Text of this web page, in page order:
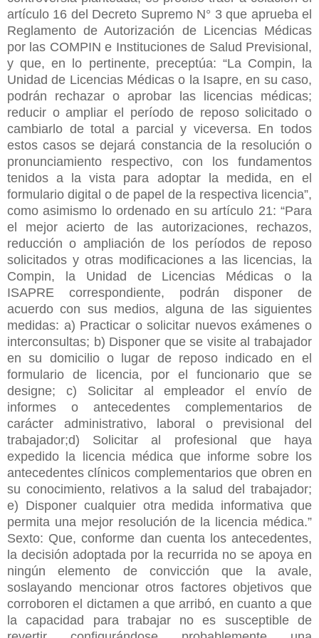
artículo 16 del Decreto Supremo N° 3 que aprueba el
Reglamento de Autorización de Licencias Médicas
por las COMPIN e Instituciones de Salud Previsional,
y que, en lo pertinente, preceptúa: “La Compin, la
Unidad de Licencias Médicas o la Isapre, en su caso,
podrán rechazar o aprobar las licencias médicas;
reducir o ampliar el período de reposo solicitado o
cambiarlo de total a parcial y viceversa. En todos
estos casos se dejará constancia de la resolución o
pronunciamiento respectivo, con los fundamentos
tenidos a la vista para adoptar la medida, en el
formulario digital o de papel de la respectiva licencia”,
como asimismo lo ordenado en su artículo 21: “Para
el mejor acierto de las autorizaciones, rechazos,
reducción o ampliación de los períodos de reposo
solicitados y otras modificaciones a las licencias, la
Compin, la Unidad de Licencias Médicas o la
ISAPRE correspondiente, podrán disponer de
acuerdo con sus medios, alguna de las siguientes
medidas: a) Practicar o solicitar nuevos exámenes o
interconsultas; b) Disponer que se visite al trabajador
en su domicilio o lugar de reposo indicado en el
formulario de licencia, por el funcionario que se
designe; c) Solicitar al empleador el envío de
informes o antecedentes complementarios de
carácter administrativo, laboral o previsional del
trabajador;d) Solicitar al profesional que haya
expedido la licencia médica que informe sobre los
antecedentes clínicos complementarios que obren en
su conocimiento, relativos a la salud del trabajador;
e) Disponer cualquier otra medida informativa que
permita una mejor resolución de la licencia médica.”
Sexto: Que, conforme dan cuenta los antecedentes,
la decisión adoptada por la recurrida no se apoya en
ningún elemento de convicción que la avale,
soslayando mencionar otros factores objetivos que
corroboren el dictamen a que arribó, en cuanto a que
la capacidad para trabajar no es susceptible de